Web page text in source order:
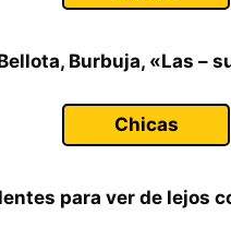
Burbuja, «Las –
Chicas
para ver de lejos